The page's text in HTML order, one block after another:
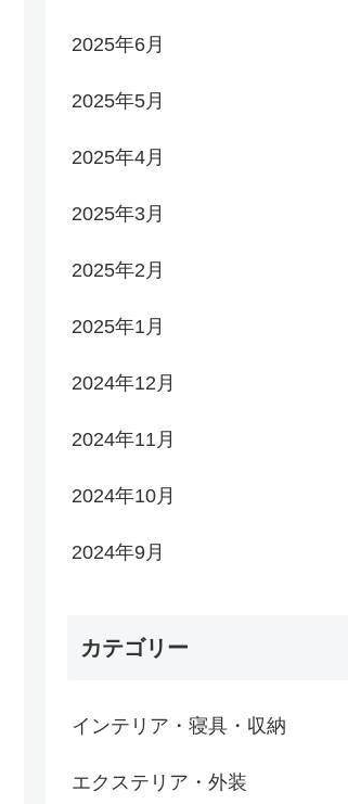
2025年6月
2025年5月
2025年4月
2025年3月
2025年2月
2025年1月
2024年12月
2024年11月
2024年10月
2024年9月
カテゴリー
インテリア・寝具・収納
エクステリア・外装